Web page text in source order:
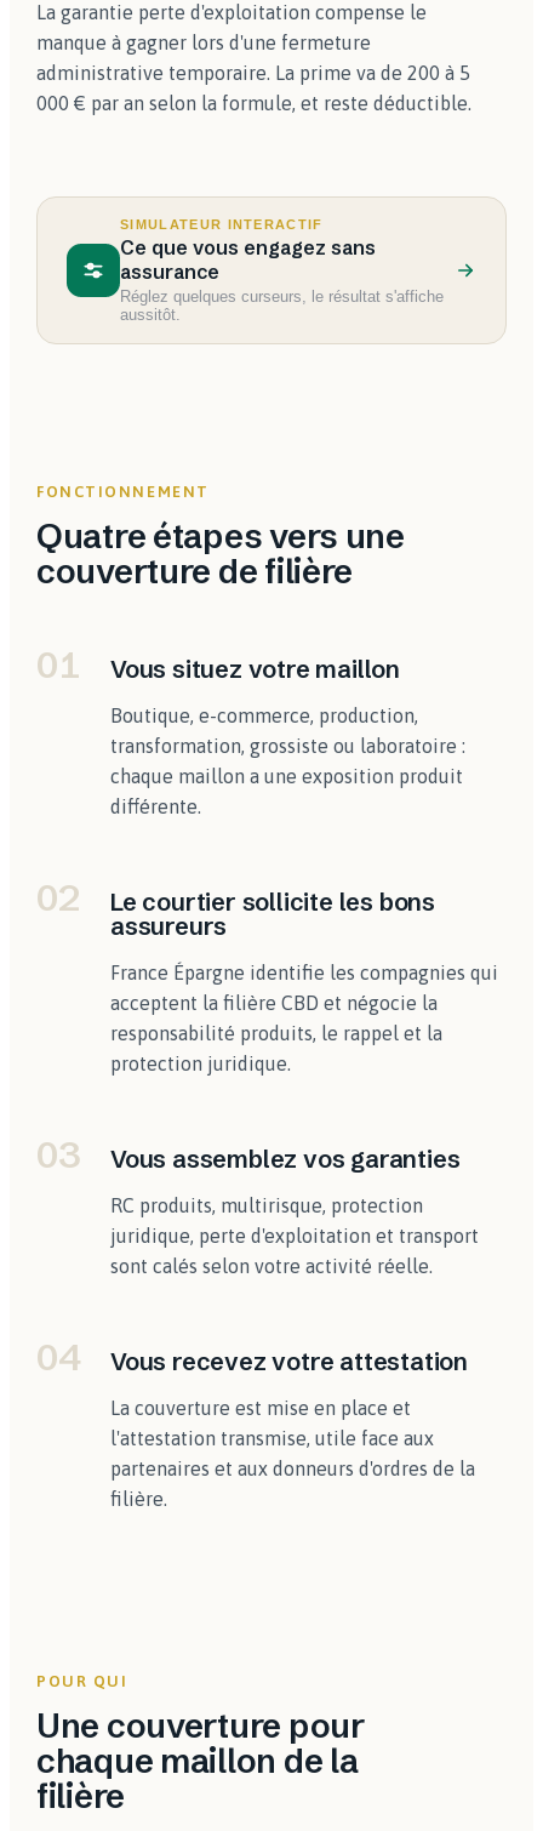
La garantie perte d'exploitation compense le
manque à gagner lors d'une fermeture
administrative temporaire. La prime va de 200 à 5
000 € par an selon la formule, et reste déductible.
SIMULATEUR INTERACTIF
Ce que vous engagez sans
assurance
Réglez quelques curseurs, le résultat s'affiche
aussitôt.
FONCTIONNEMENT
Quatre étapes vers une
couverture de filière
01 Vous situez votre maillon
Boutique, e-commerce, production,
transformation, grossiste ou laboratoire :
chaque maillon a une exposition produit
différente.
02
Le courtier sollicite les bons
assureurs
France Épargne identifie les compagnies qui
acceptent la filière CBD et négocie la
responsabilité produits, le rappel et la
protection juridique.
03 Vous assemblez vos garanties
RC produits, multirisque, protection
juridique, perte d'exploitation et transport
sont calés selon votre activité réelle.
04 Vous recevez votre attestation
La couverture est mise en place et
l'attestation transmise, utile face aux
partenaires et aux donneurs d'ordres de la
filière.
POUR QUI
Une couverture pour
chaque maillon de la
filière